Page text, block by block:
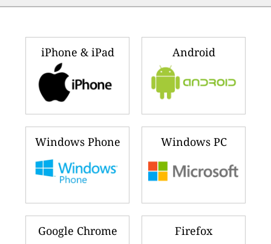
iPhone & iPad Android
Windows Phone Windows PC
Google Chrome Firefox